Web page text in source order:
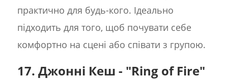
практично для будь-кого. Ідеально
підходить для того, щоб почувати себе
комфортно на сцені або співати з групою.
17. Джонні Кеш - "Ring of Fire"